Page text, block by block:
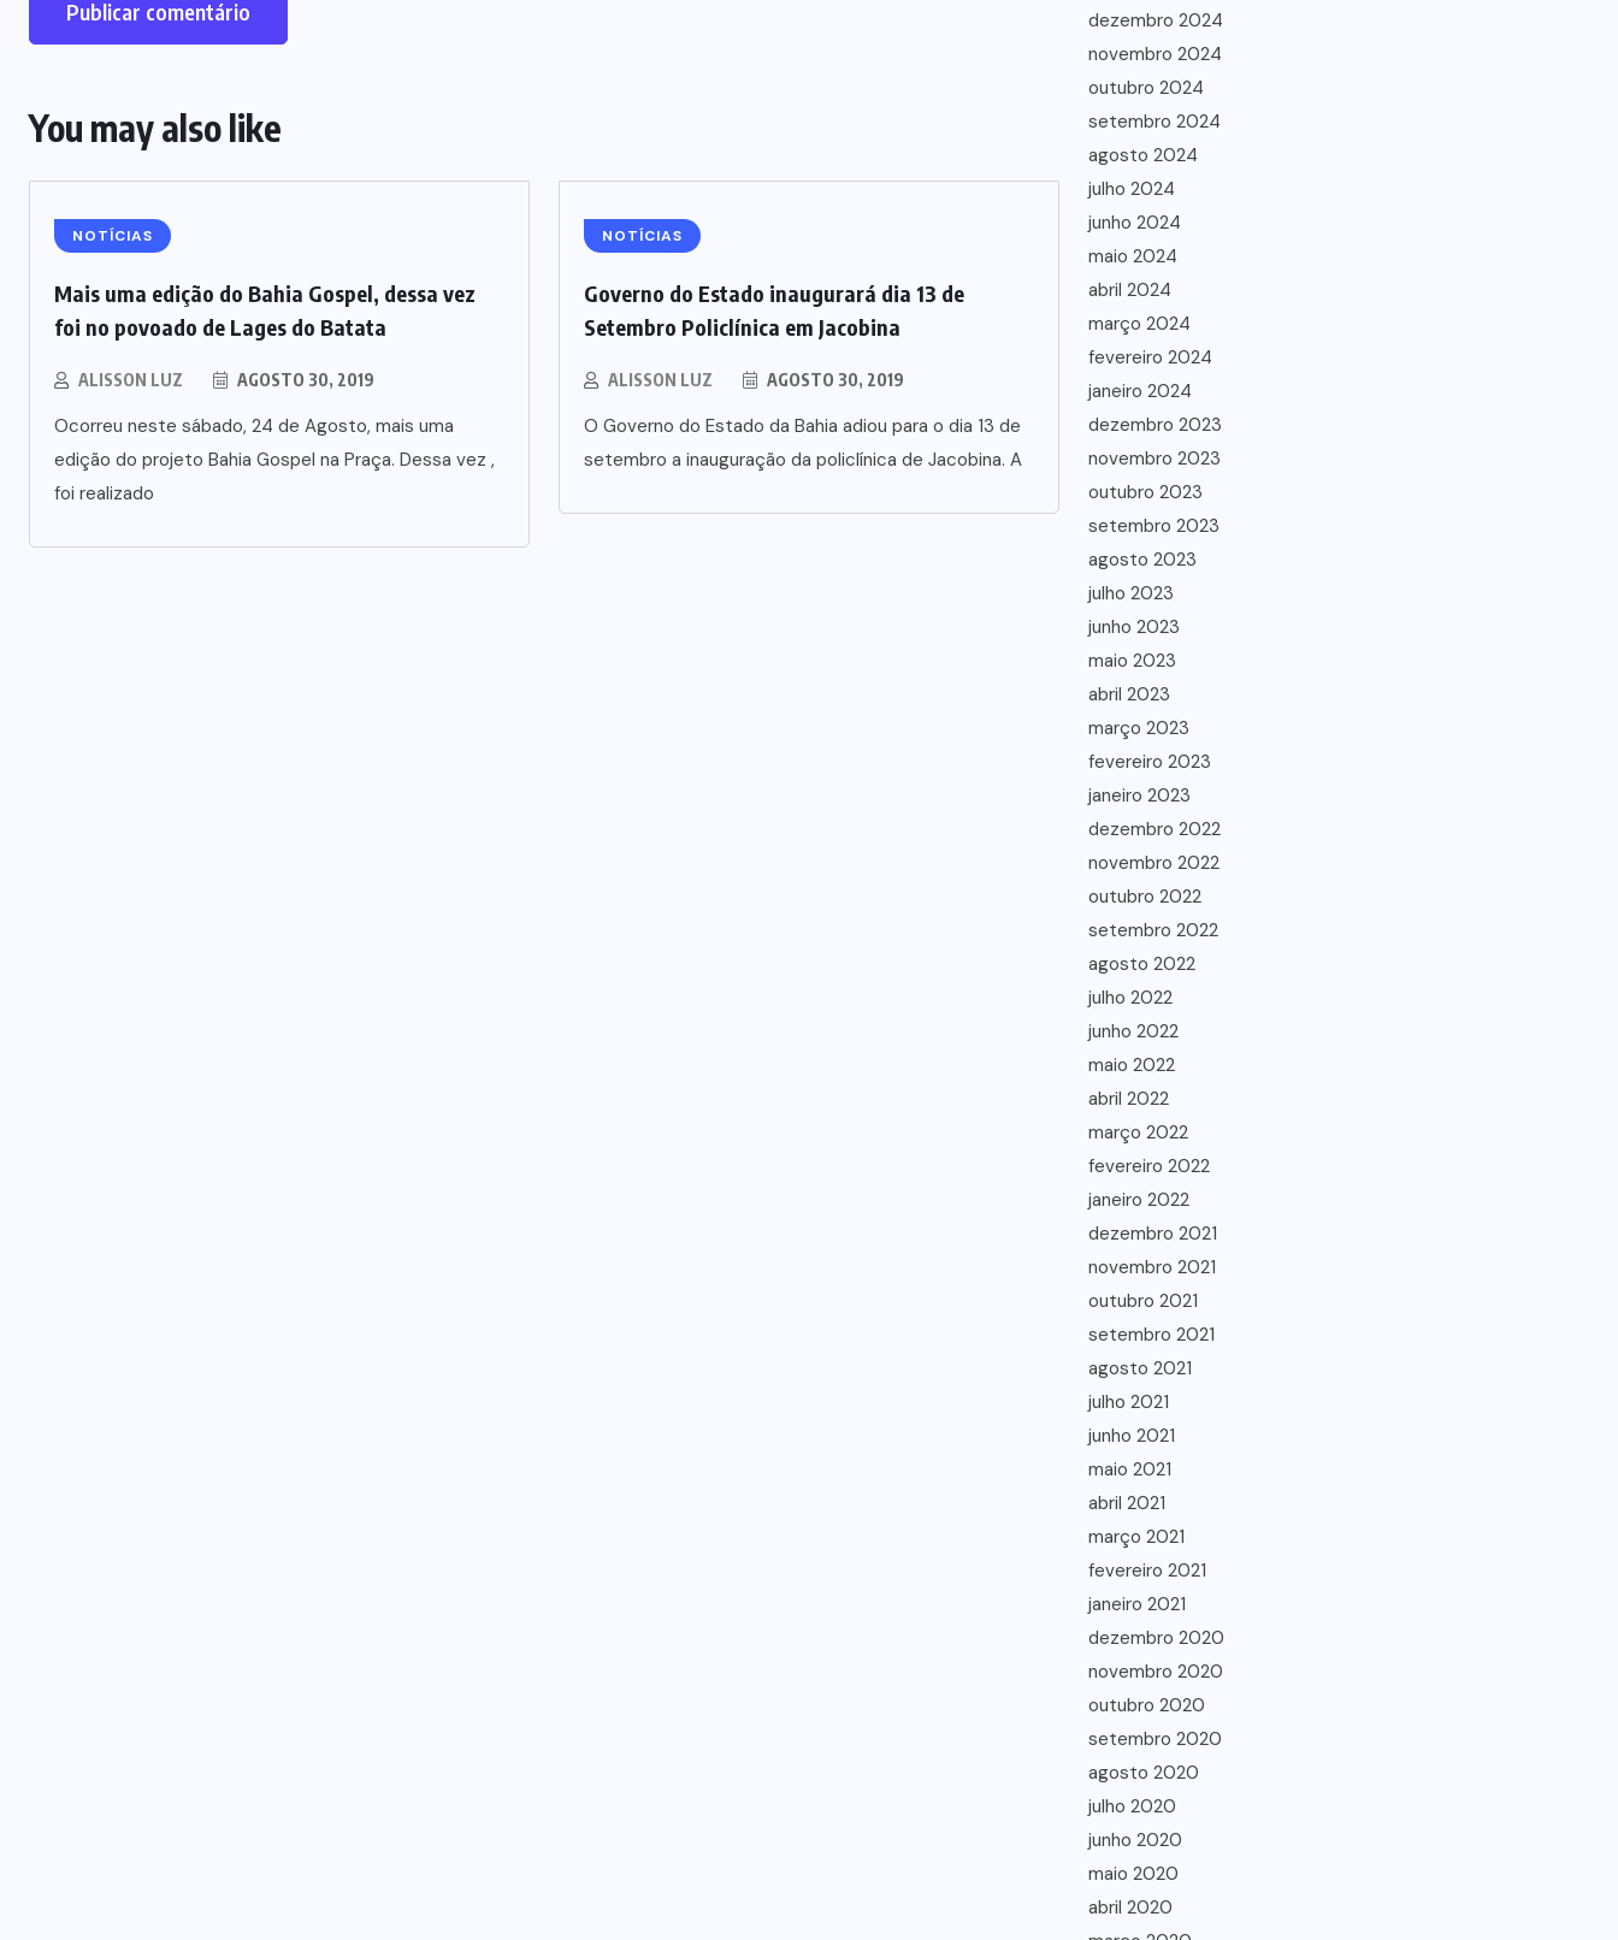
You may also like
NOTÍCIAS
Mais uma edição do Bahia Gospel, dessa vez
foi no povoado de Lages do Batata
ALISSON LUZ AGOSTO 30, 2019
Ocorreu neste sábado, 24 de Agosto, mais uma
edição do projeto Bahia Gospel na Praça. Dessa vez ,
foi realizado
NOTÍCIAS
Governo do Estado inaugurará dia 13 de
Setembro Policlínica em Jacobina
ALISSON LUZ AGOSTO 30, 2019
O Governo do Estado da Bahia adiou para o dia 13 de
setembro a inauguração da policlínica de Jacobina. A
dezembro 2024
novembro 2024
outubro 2024
setembro 2024
agosto 2024
julho 2024
junho 2024
maio 2024
abril 2024
março 2024
fevereiro 2024
janeiro 2024
dezembro 2023
novembro 2023
outubro 2023
setembro 2023
agosto 2023
julho 2023
junho 2023
maio 2023
abril 2023
março 2023
fevereiro 2023
janeiro 2023
dezembro 2022
novembro 2022
outubro 2022
setembro 2022
agosto 2022
julho 2022
junho 2022
maio 2022
abril 2022
março 2022
fevereiro 2022
janeiro 2022
dezembro 2021
novembro 2021
outubro 2021
setembro 2021
agosto 2021
julho 2021
junho 2021
maio 2021
abril 2021
março 2021
fevereiro 2021
janeiro 2021
dezembro 2020
novembro 2020
outubro 2020
setembro 2020
agosto 2020
julho 2020
junho 2020
maio 2020
abril 2020